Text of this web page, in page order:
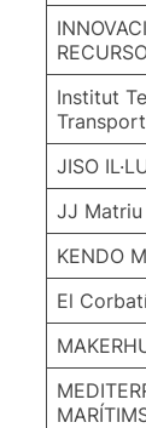
Institut
JISO
JJ Matriu
KENDO
El